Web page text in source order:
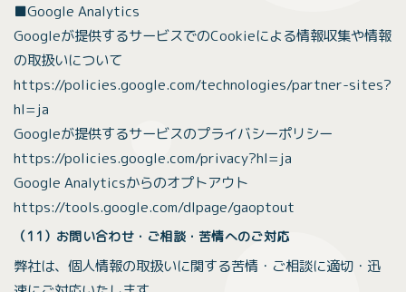
■Google Analytics
Googleが提供するサービスでのCookieによる情報収集や情報
の取扱いについて
https://policies.google.com/technologies/partner-sites?
hl=ja
Googleが提供するサービスのプライバシーポリシー
https://policies.google.com/privacy?hl=ja
Google Analyticsからのオプトアウト
https://tools.google.com/dlpage/gaoptout
（11）お問い合わせ・ご相談・苦情へのご対応
弊社は、個人情報の取扱いに関する苦情・ご相談に適切・迅